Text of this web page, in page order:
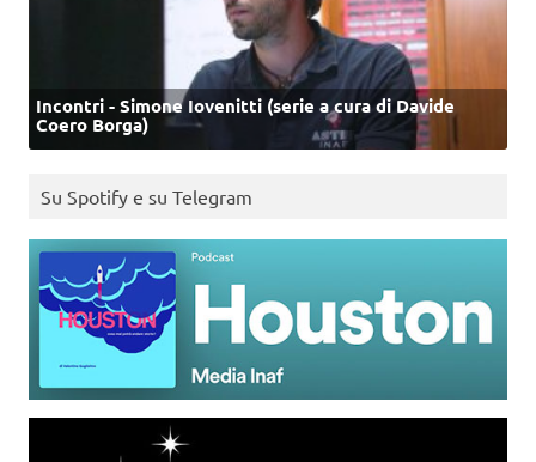
Incontri - Simone Iovenitti (serie a cura di Davide
Coero Borga)
Su Spotify e su Telegram